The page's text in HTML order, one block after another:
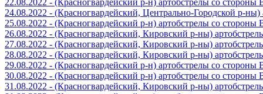
24.08.2022 - (Красногвардейский, Центрально-Городской р-
25.08.2022 - (Красногвардейский р-н) артобстрелы со
26.08.2022 - (Красногвардейский, Кировский р-ны)
27.08.2022 - (Красногвардейский, Кировский р-ны)
28.08.2022 - (Красногвардейский, Кировский р-ны)
29.08.2022 - (Красногвардейский р-н) артобстрелы со
30.08.2022 - (Красногвардейский р-н) артобстрелы со
31.08.2022 - (Красногвардейский, Кировский р-ны)